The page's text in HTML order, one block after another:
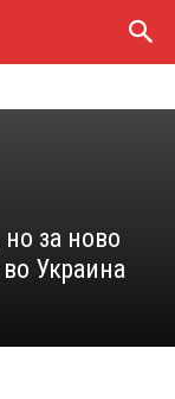
за ново
Украина